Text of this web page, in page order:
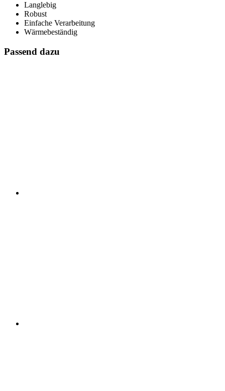
Langlebig
Robust
Einfache Verarbeitung
Wärmebeständig
Passend dazu